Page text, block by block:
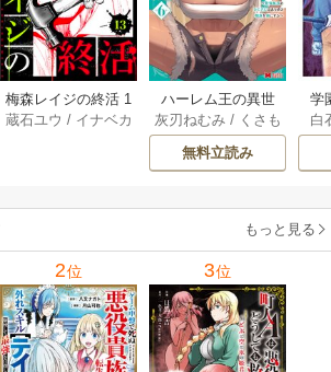
梅森レイジの終活 1
3巻
蔵石ユウ / イナベカ
ハーレム王の異世
界プレス漫遊記 ～
最強無双のおじさ
んはあらゆる種族
ミック） 6巻
灰刃ねむみ / くさも
ち
無料立読み
学
ア
（
白
もっと見る
2位 3位